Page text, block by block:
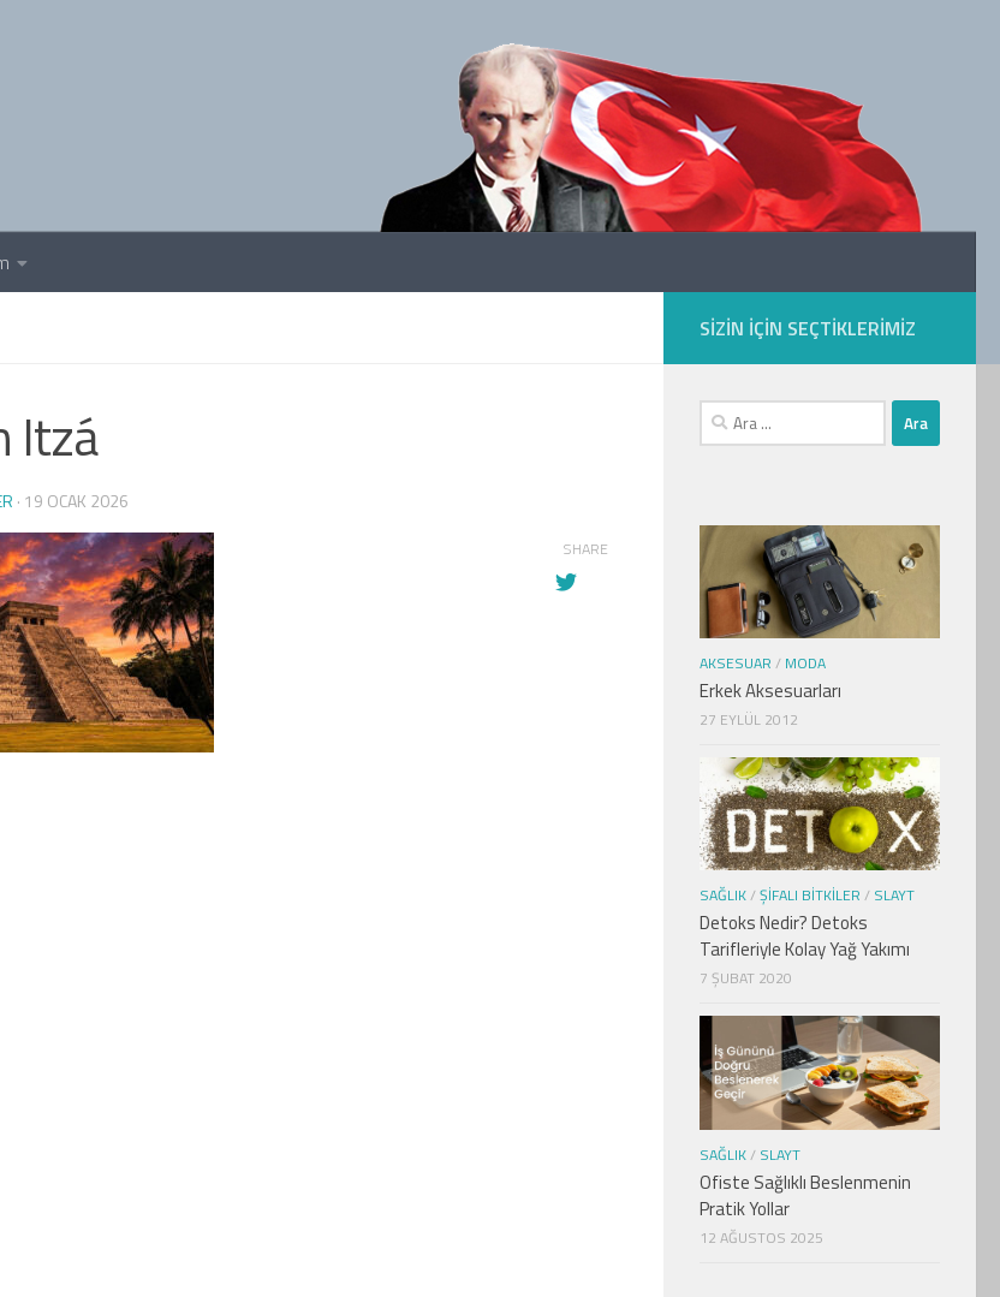
Itzá
· 19 OCAK 2026
SHARE
SIZIN IÇIN SEÇTIKLERIMIZ
Arama:
AKSESUAR / MODA
Erkek Aksesuarları
27 EYLÜL 2012
SAĞLIK/ŞIFALI BITKILER / SLAYT
Detoks Nedir? Detoks
Tarifleriyle Kolay Yağ Yakımı
7 ŞUBAT 2020
SAĞLIK/ SLAYT
Ofiste Sağlıklı Beslenmenin
Pratik Yollar
12 AĞUSTOS 2025